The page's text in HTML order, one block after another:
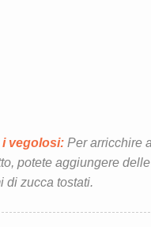
vegolosi: Per arricchire
potete aggiungere
di zucca tostati.